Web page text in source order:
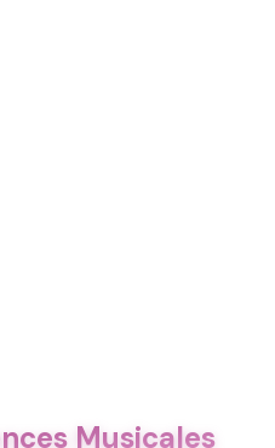
Musicales